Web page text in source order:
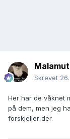
Skrevet
Her har de våknet
på dem, men jeg
forskjeller der.